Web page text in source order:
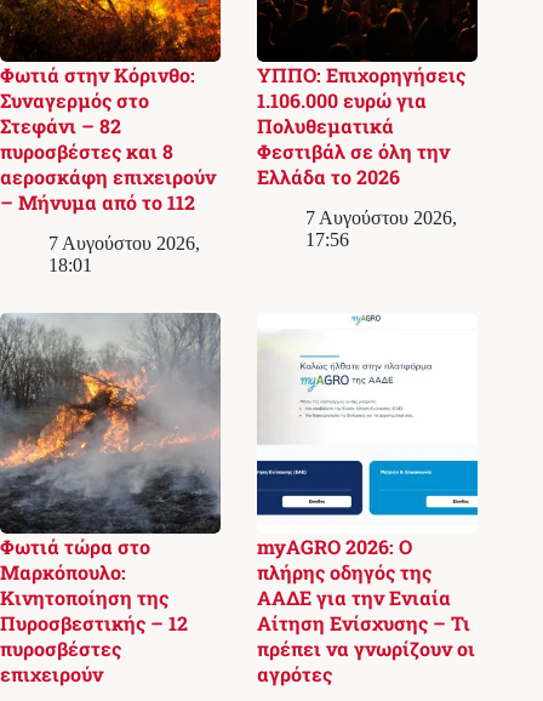
Φωτιά στην Κόρινθο:
Συναγερμός στο
Στεφάνι – 82
πυροσβέστες και 8
αεροσκάφη επιχειρούν
– Μήνυμα από το 112
7 Αυγούστου 2026,
18:01
ΥΠΠΟ: Επιχορηγήσεις
1.106.000 ευρώ για
Πολυθεματικά
Φεστιβάλ σε όλη την
Ελλάδα το 2026
7 Αυγούστου 2026,
17:56
Φωτιά τώρα στο
Μαρκόπουλο:
Κινητοποίηση της
Πυροσβεστικής – 12
πυροσβέστες
επιχειρούν
myAGRO 2026: Ο
πλήρης οδηγός της
ΑΑΔΕ για την Ενιαία
Αίτηση Ενίσχυσης – Τι
πρέπει να γνωρίζουν οι
αγρότες